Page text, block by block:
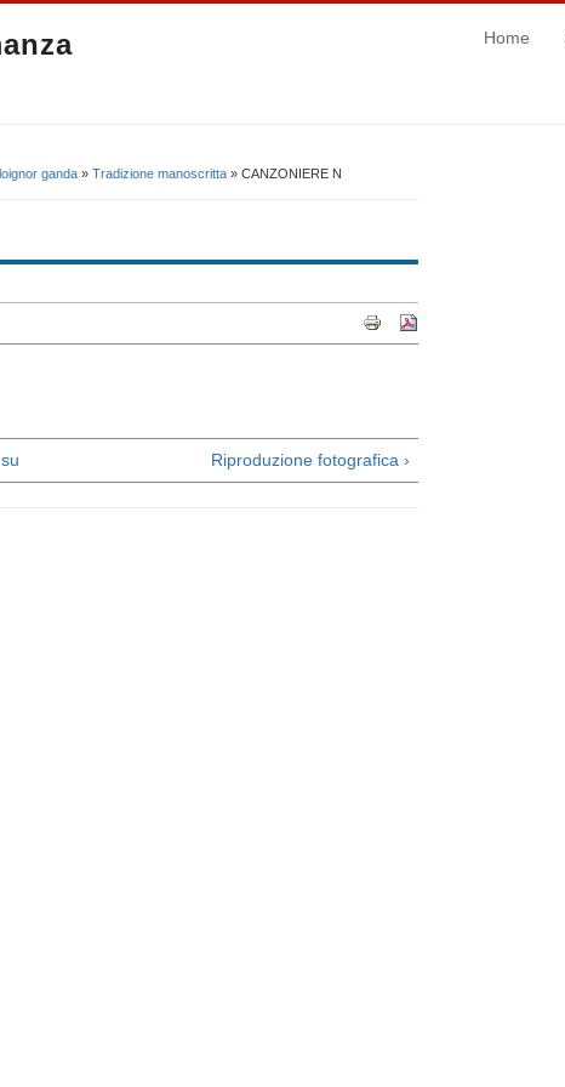
Home
ganda » Tradizione manoscritta » CANZONIERE N
su Riproduzione fotografica ›